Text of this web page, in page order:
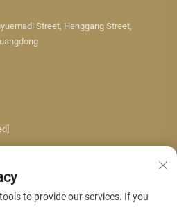
Street, Henggang Street,
to provide our services. If you